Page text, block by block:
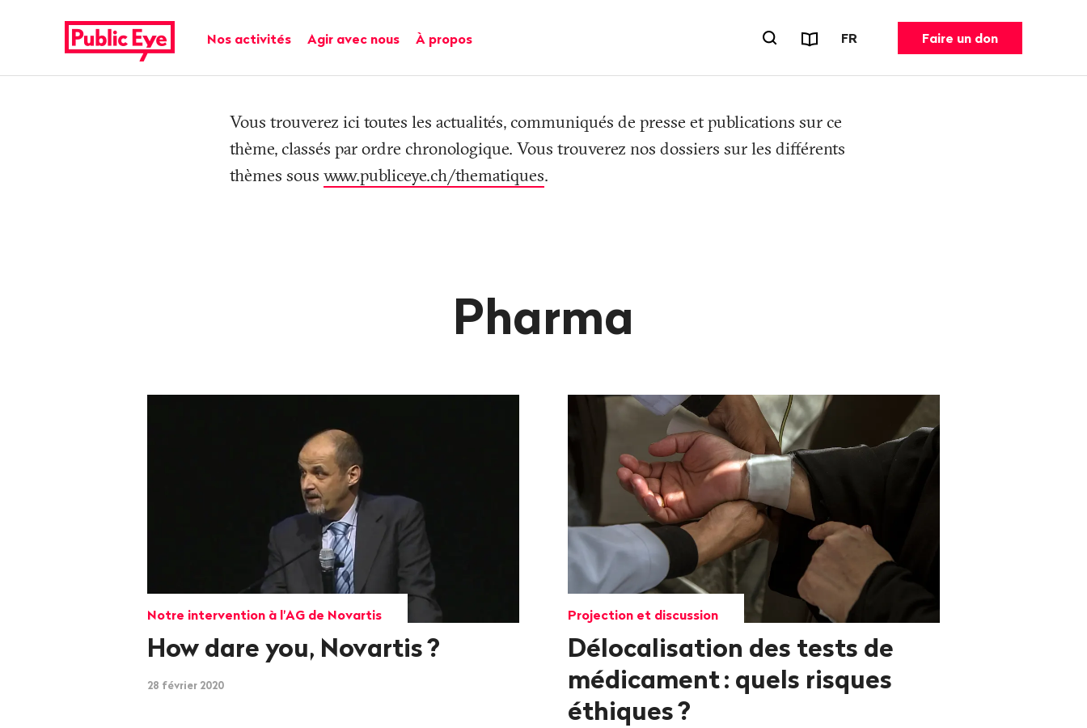
publiceye.ch
Navigation principale
Nos activités Agir avec nous À propos Ouvrir le formulaire de recherche
Rapports et dépliants
FR CHANGER DE LANGUE. LANGUE
Faire un don
Vous trouverez ici toutes les actualités, communiqués de presse et publications sur ce
thème, classés par ordre chronologique. Vous trouverez nos dossiers sur les différents
thèmes sous www.publiceye.ch/thematiques.
Pharma
Notre intervention à l'AG de Novartis
How dare you, Novartis?
28 février 2020
Projection et discussion
Délocalisation des tests de
médicament: quels risques
éthiques?